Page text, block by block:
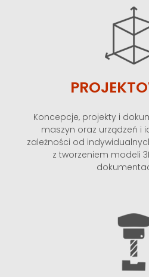
Koncepcje, projekty i
maszyn oraz urządzeń i
zależności od
z tworzeniem modeli